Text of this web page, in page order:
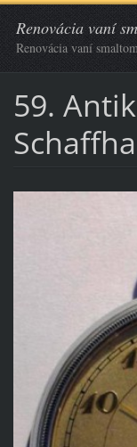
Renovácia vaní
Renovácia vaní
59.